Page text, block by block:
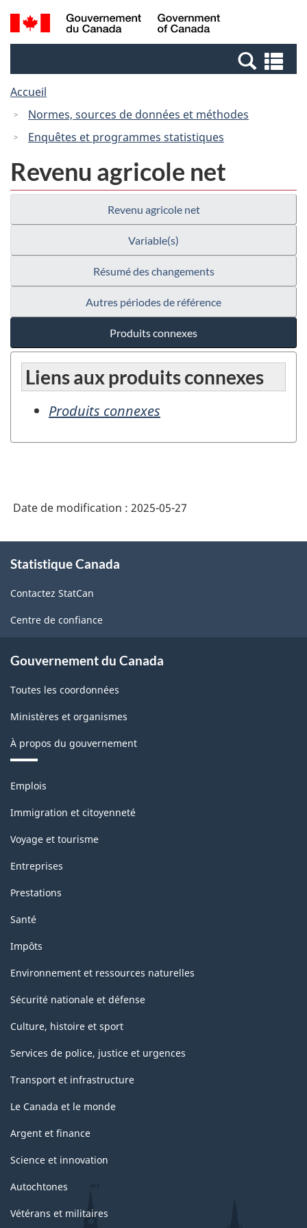
Passer
au
Passer
à
Canada
Recherche
et
et
Accueil
Normes, sources de données et méthodes
Enquêtes et programmes statistiques
Revenu agricole net
Revenu agricole net
Variable(s)
Résumé des changements
Autres périodes de référence
Produits connexes
Liens aux produits connexes
Produits connexes
Date de modification : 2025-05-27
propos
ce
site
Statistique Canada
Contactez StatCan
Centre de confiance
Gouvernement du Canada
Toutes les coordonnées
Ministères et organismes
À propos du gouvernement
Thèmes
sujets
Emplois
Immigration et citoyenneté
Voyage et tourisme
Entreprises
Prestations
Santé
Impôts
Environnement et ressources naturelles
Sécurité nationale et défense
Culture, histoire et sport
Services de police, justice et urgences
Transport et infrastructure
Le Canada et le monde
Argent et finance
Science et innovation
Autochtones
Vétérans et militaires